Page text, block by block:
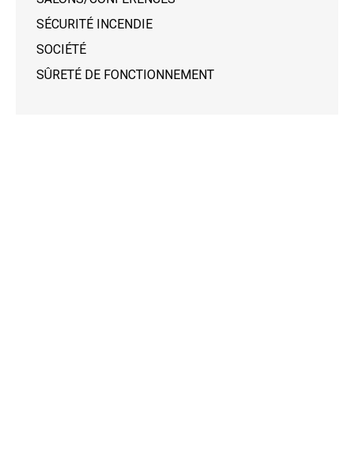
SÉCURITÉ INCENDIE
SOCIÉTÉ
SÛRETÉ DE FONCTIONNEMENT